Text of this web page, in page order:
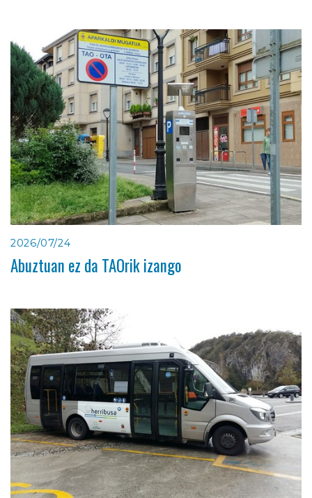
2026/07/24
Abuztuan ez da TAOrik izango